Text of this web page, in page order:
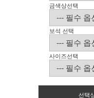
금색상선택
보석 선택
사이즈선택
선택